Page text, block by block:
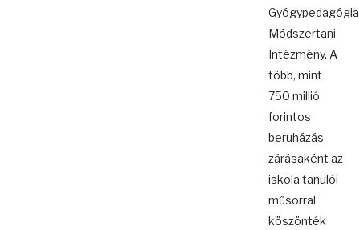
Módszertani
Intézmény. A
több, mint
750 millió
forintos
beruházás
zárásaként az
iskola tanulói
műsorral
köszönték